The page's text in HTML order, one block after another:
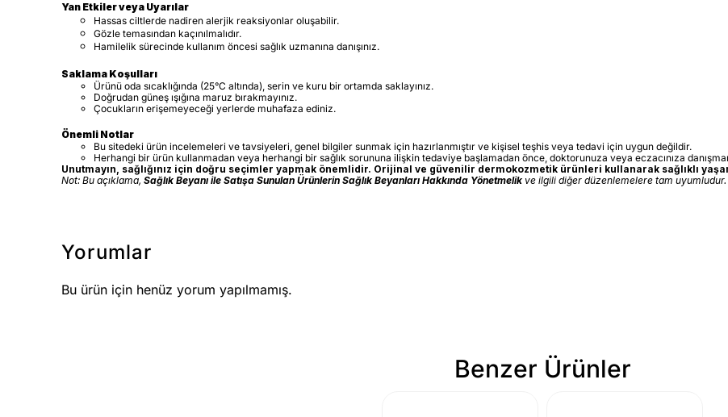
Yan Etkiler veya Uyarılar
Hassas ciltlerde nadiren alerjik reaksiyonlar oluşabilir.
Gözle temasından kaçınılmalıdır.
Hamilelik sürecinde kullanım öncesi sağlık uzmanına danışınız.
Saklama Koşulları
Ürünü oda sıcaklığında (25°C altında), serin ve kuru bir ortamda saklayınız.
Doğrudan güneş ışığına maruz bırakmayınız.
Çocukların erişemeyeceği yerlerde muhafaza ediniz.
Önemli Notlar
Bu sitedeki ürün incelemeleri ve tavsiyeleri, genel bilgiler sunmak için hazırlanmıştır ve kişisel teşhis veya tedavi için uygun değildir.
Herhangi bir ürün kullanmadan veya herhangi bir sağlık sorununa ilişkin tedaviye başlamadan önce, doktorunuza veya eczacınıza
Unutmayın, sağlığınız için doğru seçimler yapmak önemlidir. Orijinal ve güvenilir dermokozmetik ürünleri kullanarak sağlıklı
Not: Bu açıklama, Sağlık Beyanı ile Satışa Sunulan Ürünlerin Sağlık Beyanları Hakkında Yönetmelik ve ilgili diğer düzenlemelere tam
Yorumlar
Bu ürün için henüz yorum yapılmamış.
Benzer Ürünler